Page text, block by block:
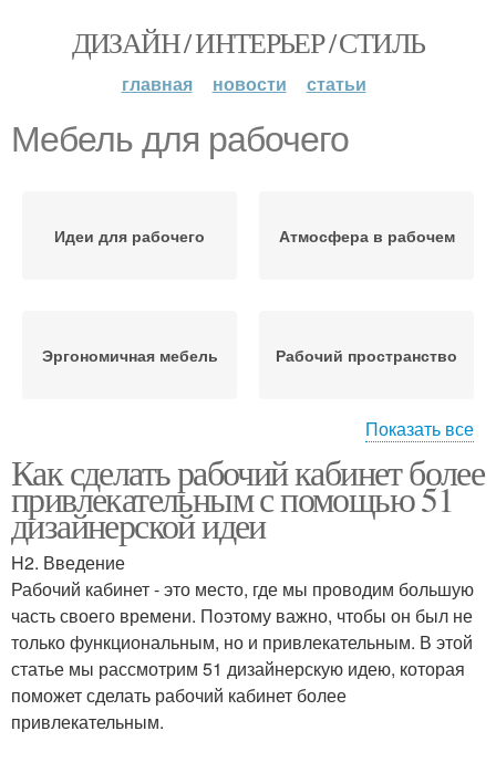
ДИЗАЙН / ИНТЕРЬЕР / СТИЛЬ
главная новости статьи
Мебель для рабочего
Идеи для рабочего Атмосфера в рабочем
Эргономичная мебель Рабочий пространство
Уютный рабочий
Освещение для
рабочего
Среда в рабочем Рабочая зона
Зона в рабочем
Показать все
Как сделать рабочий кабинет более
привлекательным с помощью 51
дизайнерской идеи
H2. Введение
Рабочий кабинет - это место, где мы проводим большую
часть своего времени. Поэтому важно, чтобы он был не
только функциональным, но и привлекательным. В этой
статье мы рассмотрим 51 дизайнерскую идею, которая
поможет сделать рабочий кабинет более
привлекательным.